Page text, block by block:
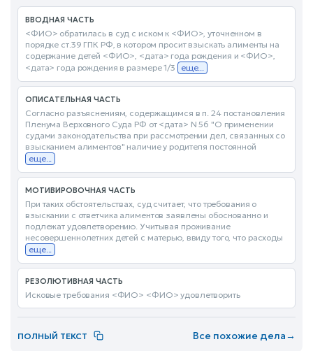
ВВОДНАЯ ЧАСТЬ
<ФИО> обратилась в суд с иском к <ФИО>, уточненном в
порядке ст.39 ГПК РФ, в котором просит взыскать алименты на
содержание детей <ФИО>, <дата> года рождения и <ФИО>,
<дата> года рождения в размере 1/3
еще...
ОПИСАТЕЛЬНАЯ ЧАСТЬ
Согласно разъяснениям, содержащимся в п. 24 постановления
Пленума Верховного Суда РФ от <дата> N 56 "О применении
судами законодательства при рассмотрении дел, связанных со
взысканием алиментов" наличие у родителя постоянной
еще...
МОТИВИРОВОЧНАЯ ЧАСТЬ
При таких обстоятельствах, суд считает, что требования о
взыскании с ответчика алиментов заявлены обоснованно и
подлежат удовлетворению. Учитывая проживание
несовершеннолетних детей с матерью, ввиду того, что расходы
еще...
РЕЗОЛЮТИВНАЯ ЧАСТЬ
Исковые требования <ФИО> <ФИО> удовлетворить
ПОЛНЫЙ ТЕКСТ Все похожие дела→